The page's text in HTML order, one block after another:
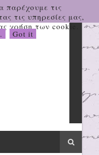
παρέχουμε τις
τις υπηρεσίες μας,
χρήση των cookie.
Got it